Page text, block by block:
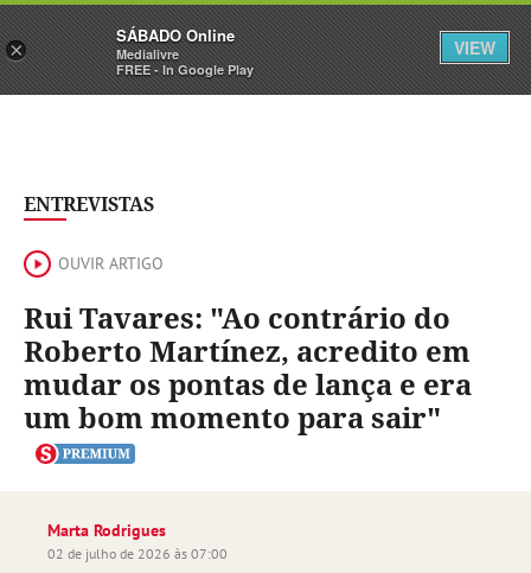
Sábado Assine Iniciar Sessão
ENTREVISTAS
OUVIR ARTIGO
Rui Tavares: "Ao contrário do
Roberto Martínez, acredito em
mudar os pontas de lança e era
um bom momento para sair"
Marta Rodrigues
02 de julho de 2026 às 07:00
×
SÁBADO Online
Medialivre
FREE - In Google Play
VIEW